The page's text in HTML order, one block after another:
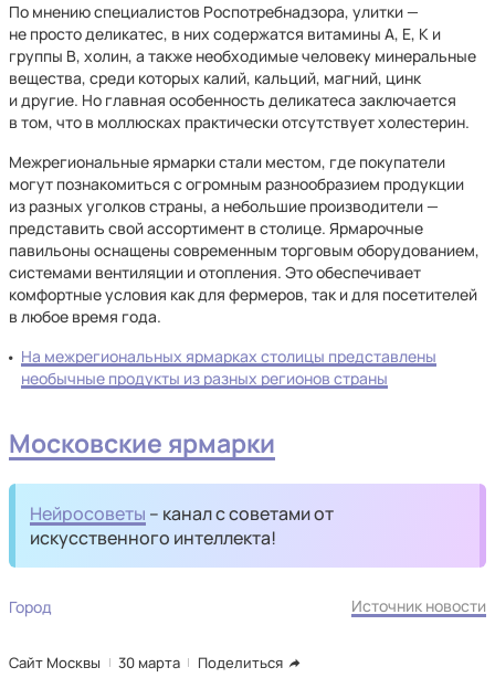
По мнению специалистов Роспотребнадзора, улитки —
не просто деликатес, в них содержатся витамины А, Е, К и
группы В, холин, а также необходимые человеку минеральные
вещества, среди которых калий, кальций, магний, цинк
и другие. Но главная особенность деликатеса заключается
в том, что в моллюсках практически отсутствует холестерин.
Межрегиональные ярмарки стали местом, где покупатели
могут познакомиться с огромным разнообразием продукции
из разных уголков страны, а небольшие производители —
представить свой ассортимент в столице. Ярмарочные
павильоны оснащены современным торговым оборудованием,
системами вентиляции и отопления. Это обеспечивает
комфортные условия как для фермеров, так и для посетителей
в любое время года.
На межрегиональных ярмарках столицы представлены
необычные продукты из разных регионов страны
Московские ярмарки
Нейросоветы – канал с советами от
искусственного интеллекта!
Город Источник новости
Сайт Москвы 30 марта Поделиться